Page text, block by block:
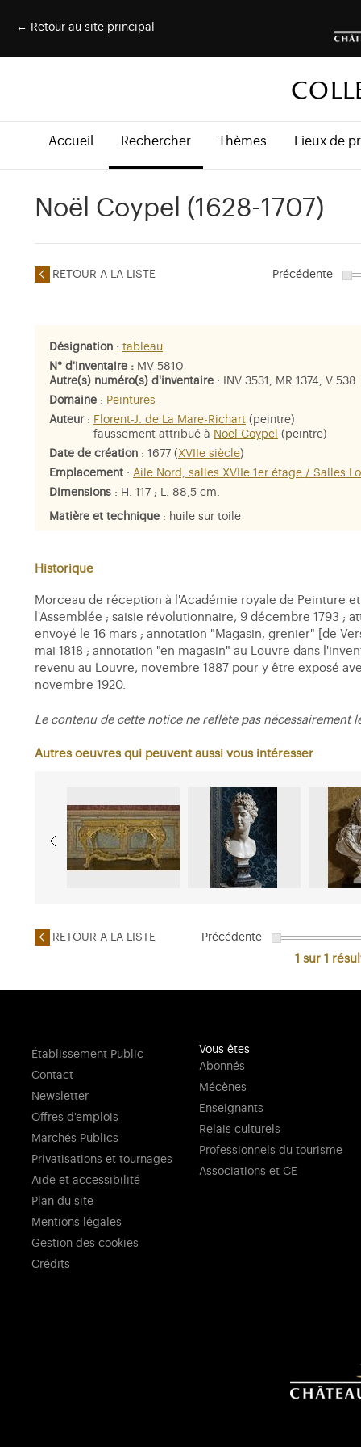
← Retour au site principal
Accueil Rechercher Thèmes Lieux de
Noël Coypel (1628-1707)
RETOUR A LA LISTE Précédente
Désignation : tableau
N° d'inventaire : MV 5810
Autre(s) numéro(s) d'inventaire : INV 3531, MR 1374, V 538
Domaine : Peintures
Auteur: Florent-J. de La Mare-Richart (peintre)
faussement attribué à Noël Coypel (peintre)
Date de création : 1677 ( XVIIe siècle)
Emplacement : Aile Nord, salles XVIIe 1er étage / Salles
Dimensions : H. 117 ; L. 88,5 cm.
Matière et technique : huile sur toile
Historique
Morceau de réception à l'Académie royale de Peinture
l'Assemblée ; saisie révolutionnaire, 9 décembre 1793 ;
envoyé le 16 mars ; annotation "Magasin, grenier" [de
mai 1818 ; annotation "en magasin" au Louvre dans
revenu au Louvre, novembre 1887 pour y être exposé
novembre 1920.
Le contenu de cette notice ne reflète pas nécessairement
Autres oeuvres qui peuvent aussi vous intéresser
RETOUR A LA LISTE Précédente
1 sur 1
Établissement Public
Contact
Newsletter
Offres d'emplois
Marchés Publics
Privatisations et tournages
Aide et accessibilité
Plan du site
Mentions légales
Gestion des cookies
Crédits
Vous êtes
Abonnés
Mécènes
Enseignants
Relais culturels
Professionnels du tourisme
Associations et CE